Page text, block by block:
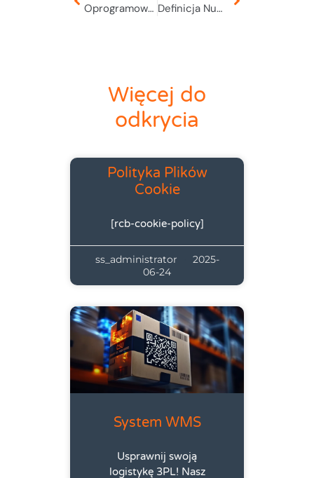
Oprogramowanie na zamówienie Definicja Numeru Seryjnego
Więcej do
odkrycia
Polityka Plików
Cookie
[rcb-cookie-policy]
ss_administrator
2025-
06-24
System WMS
Usprawnij swoją
logistykę 3PL! Nasz